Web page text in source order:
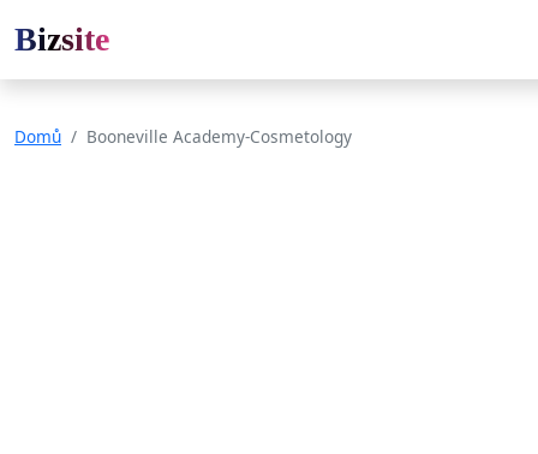
Bizsite
Domů Booneville Academy-Cosmetology